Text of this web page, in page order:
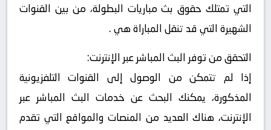
التي تمتلك حقوق بث مباريات البطولة، من بين القنوات
الشهيرة التي قد تنقل المباراة هي .
التحقق من توفر البث المباشر عبر الإنترنت:
إذا لم تتمكن من الوصول إلى القنوات التلفزيونية
المذكورة، يمكنك البحث عن خدمات البث المباشر عبر
الإنترنت، هناك العديد من المنصات والمواقع التي تقدم